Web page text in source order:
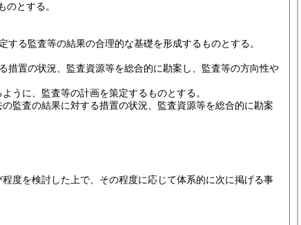
とする。
る監査等の結果の合理的な基礎を形成するものとする。
措置の状況、監査資源等を総合的に勘案し、監査等の方向性や
うに、監査等の計画を策定するものとする。
監査の結果に対する措置の状況、監査資源等を総合的に勘案
度を検討した上で、その程度に応じて体系的に次に掲げる事